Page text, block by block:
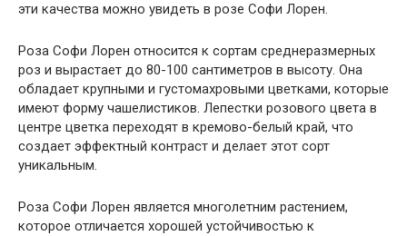
эти качества можно увидеть в розе Софи Лорен.
Роза Софи Лорен относится к сортам среднеразмерных
роз и вырастает до 80-100 сантиметров в высоту. Она
обладает крупными и густомахровыми цветками, которые
имеют форму чашелистиков. Лепестки розового цвета в
центре цветка переходят в кремово-белый край, что
создает эффектный контраст и делает этот сорт
уникальным.
Роза Софи Лорен является многолетним растением,
которое отличается хорошей устойчивостью к